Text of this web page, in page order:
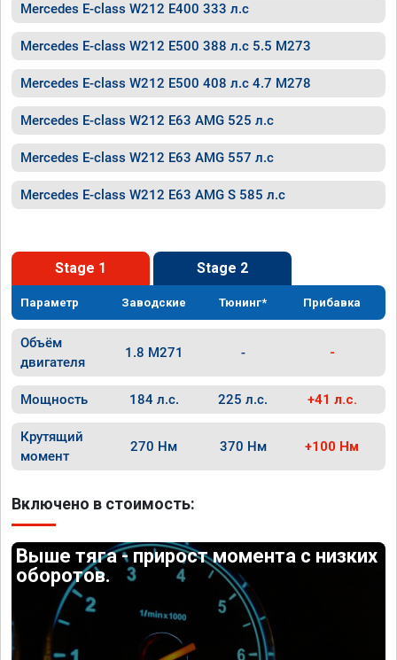
Mercedes E-class W212 E400 333 л.с
Mercedes E-class W212 E500 388 л.с 5.5 M273
Mercedes E-class W212 E500 408 л.с 4.7 M278
Mercedes E-class W212 E63 AMG 525 л.с
Mercedes E-class W212 E63 AMG 557 л.с
Mercedes E-class W212 E63 AMG S 585 л.с
Stage 1 Stage 2
Параметр Заводские Тюнинг* Прибавка
Объём
двигателя
1.8 M271 - -
Мощность 184 л.с. 225 л.с. +41 л.с.
Крутящий
момент
270 Нм 370 Нм +100 Нм
Включено в стоимость:
Выше тяга - прирост момента с низких
оборотов.